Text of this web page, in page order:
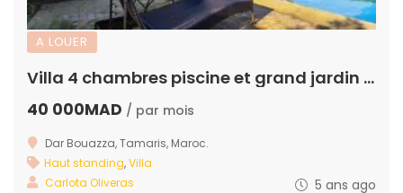
A LOUER
Villa 4 chambres piscine et grand jardin au jardin de l’océan
40 000MAD / par mois
Dar Bouazza, Tamaris, Maroc.
Haut standing,Villa
Carlota Oliveras
5 ans ago